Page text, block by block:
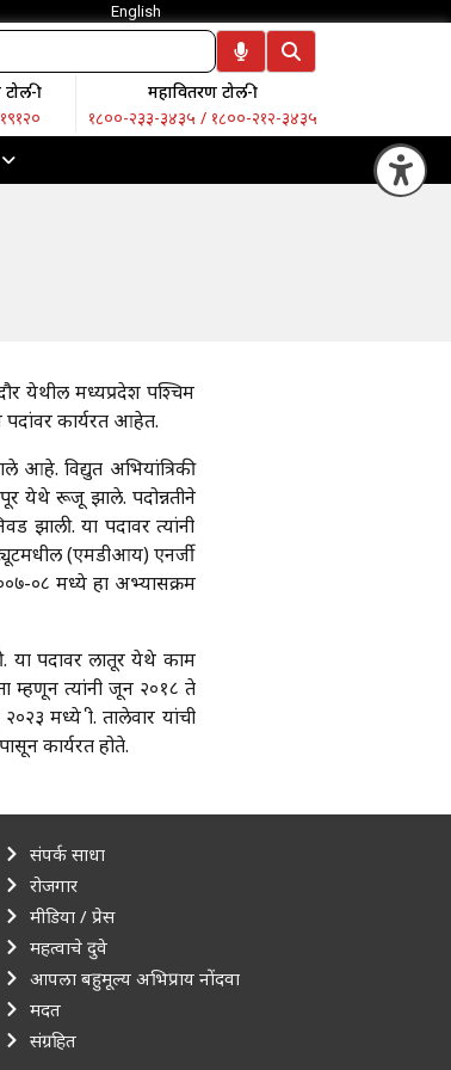
English
टोल-फ्री
महावितरण टोल-फ्री
१८००-२३३-३४३५ / १८००-२१२-३४३५
येथील मध्यप्रदेश पश्चिम
पदांवर कार्यरत आहेत.
आहे. विद्युत अभियांत्रिकी
येथे रूजू झाले. पदोन्नतीने
झाली. या पदावर त्यांनी
(एमडीआय) एनर्जी
०८ मध्ये हा अभ्यासक्रम
या पदावर लातूर येथे काम
म्हणून त्यांनी जून २०१८ ते
मध्ये श्री. तालेवार यांची
कार्यरत होते.
संपर्क साधा
रोजगार
मीडिया / प्रेस
महत्वाचे दुवे
आपला बहुमूल्य अभिप्राय नोंदवा
मदत
संग्रहित